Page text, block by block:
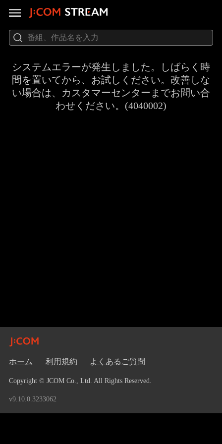
システムエラーが発生しました。しばらく時
間を置いてから、お試しください。改善しな
い場合は、カスタマーセンターまでお問い合
わせください。(4040002)
ホーム 利用規約 よくあるご質問
Copyright © JCOM Co., Ltd. All Rights Reserved.
v9.10.0.3233062